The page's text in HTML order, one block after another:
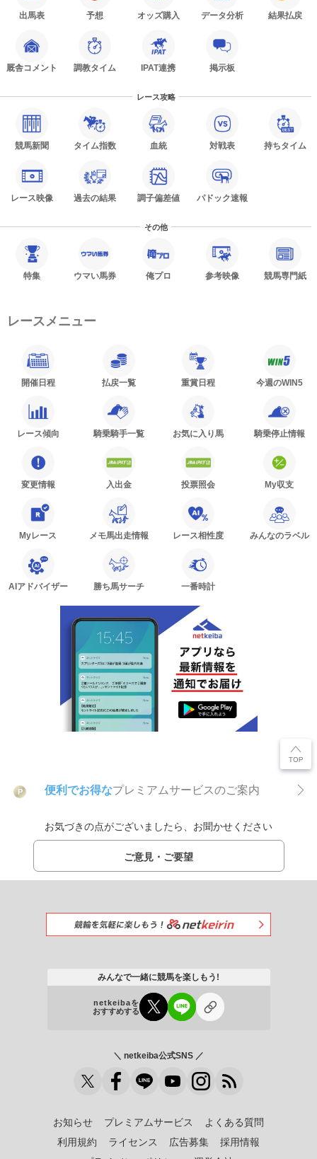
出馬表 予想 オッズ購入 データ分析 結果払戻
厩舎コメント 調教タイム IPAT連携 掲示板
レース攻略
競馬新聞 タイム指数 血統 対戦表 持ちタイム
レース映像 過去の結果 調子偏差値 パドック速報
その他
特集 ウマい馬券 俺プロ 参考映像 競馬専門紙
レースメニュー
開催日程 払戻一覧 重賞日程 今週のWIN5
レース傾向 騎乗騎手一覧 お気に入り馬 騎乗停止情報
変更情報 入出金 投票照会 My収支
Myレース メモ馬出走情報 レース相性度 みんなのラベル
AIアドバイザー 勝ち馬サーチ 一番時計
P 便利でお得なプレミアムサービスのご案内
お気づきの点がございましたら、お聞かせください
ご意見・ご要望
みんなで一緒に競馬を楽しもう!
netkeibaを
おすすめする
＼ netkeiba公式SNS ／
お知らせ プレミアムサービス
よくある質問
利用規約
ライセンス 広告募集
採用情報